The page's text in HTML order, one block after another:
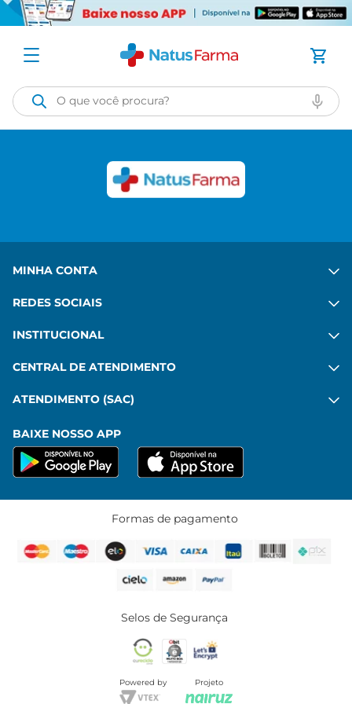
O que você procura?
MINHA CONTA
REDES SOCIAIS
INSTITUCIONAL
CENTRAL DE ATENDIMENTO
ATENDIMENTO (SAC)
BAIXE NOSSO APP
Formas de pagamento
Selos de Segurança
Powered by Projeto